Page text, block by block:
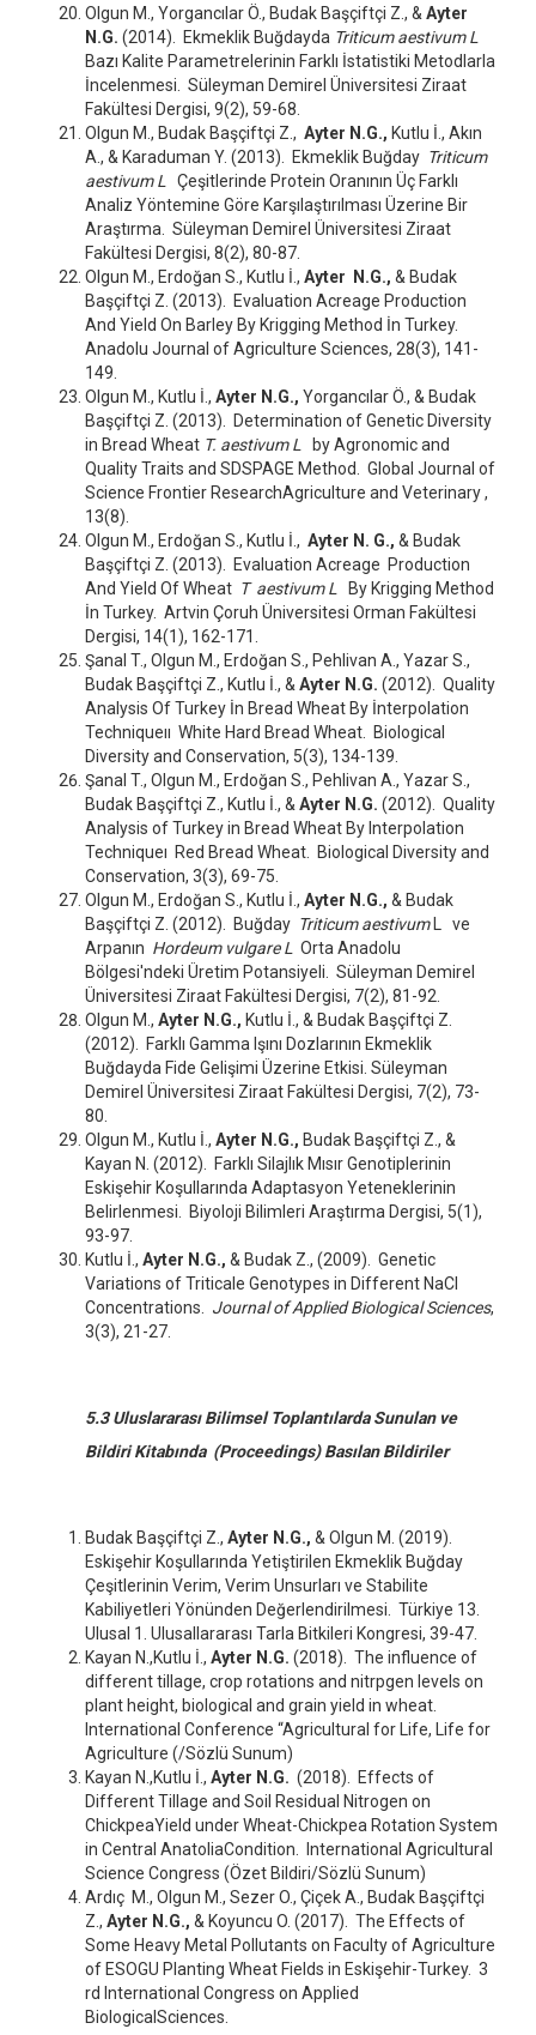
Olgun M., Yorgancılar Ö., Budak Başçiftçi Z., & Ayter
N.G. (2014). Ekmeklik Buğdayda Triticum aestivum L
Bazı Kalite Parametrelerinin Farklı İstatistiki Metodlarla
İncelenmesi. Süleyman Demirel Üniversitesi Ziraat
Fakültesi Dergisi, 9(2), 59-68.
Olgun M., Budak Başçiftçi Z., Ayter N.G., Kutlu İ., Akın
A., & Karaduman Y. (2013). Ekmeklik Buğday Triticum
aestivum L
Çeşitlerinde Protein Oranının Üç Farklı
Analiz Yöntemine Göre Karşılaştırılması Üzerine Bir
Araştırma. Süleyman Demirel Üniversitesi Ziraat
Fakültesi Dergisi, 8(2), 80-87.
Olgun M., Erdoğan S., Kutlu İ., Ayter N.G., & Budak
Başçiftçi Z. (2013). Evaluation Acreage Production
And Yield On Barley By Krigging Method İn Turkey.
Anadolu Journal of Agriculture Sciences, 28(3), 141-
149.
Olgun M., Kutlu İ., Ayter N.G., Yorgancılar Ö., & Budak
Başçiftçi Z. (2013). Determination of Genetic Diversity
in Bread Wheat T. aestivum L
by Agronomic and
Quality Traits and SDSPAGE Method. Global Journal of
Science Frontier ResearchAgriculture and Veterinary ,
13(8).
Olgun M., Erdoğan S., Kutlu İ., Ayter N. G., & Budak
Başçiftçi Z. (2013). Evaluation Acreage Production
And Yield Of Wheat T aestivum L
By Krigging Method
İn Turkey. Artvin Çoruh Üniversitesi Orman Fakültesi
Dergisi, 14(1), 162-171.
Şanal T., Olgun M., Erdoğan S., Pehlivan A., Yazar S.,
Budak Başçiftçi Z., Kutlu İ., & Ayter N.G. (2012). Quality
Analysis Of Turkey İn Bread Wheat By İnterpolation
Techniqueıı White Hard Bread Wheat. Biological
Diversity and Conservation, 5(3), 134-139.
Şanal T., Olgun M., Erdoğan S., Pehlivan A., Yazar S.,
Budak Başçiftçi Z., Kutlu İ., & Ayter N.G. (2012). Quality
Analysis of Turkey in Bread Wheat By Interpolation
Techniqueı Red Bread Wheat. Biological Diversity and
Conservation, 3(3), 69-75.
Olgun M., Erdoğan S., Kutlu İ., Ayter N.G., & Budak
Başçiftçi Z. (2012). Buğday Triticum aestivumL ve
Arpanın Hordeum vulgare L Orta Anadolu
Bölgesi'ndeki Üretim Potansiyeli. Süleyman Demirel
Üniversitesi Ziraat Fakültesi Dergisi, 7(2), 81-92.
Olgun M., Ayter N.G., Kutlu İ., & Budak Başçiftçi Z.
(2012). Farklı Gamma Işını Dozlarının Ekmeklik
Buğdayda Fide Gelişimi Üzerine Etkisi. Süleyman
Demirel Üniversitesi Ziraat Fakültesi Dergisi, 7(2), 73-
80.
Olgun M., Kutlu İ., Ayter N.G., Budak Başçiftçi Z., &
Kayan N. (2012). Farklı Silajlık Mısır Genotiplerinin
Eskişehir Koşullarında Adaptasyon Yeteneklerinin
Belirlenmesi. Biyoloji Bilimleri Araştırma Dergisi, 5(1),
93-97.
Kutlu İ., Ayter N.G., & Budak Z., (2009). Genetic
Variations of Triticale Genotypes in Different NaCl
Concentrations. Journal of Applied Biological Sciences,
3(3), 21-27.
5.3 Uluslararası Bilimsel Toplantılarda Sunulan ve
Bildiri Kitabında (Proceedings) Basılan Bildiriler
Budak Başçiftçi Z., Ayter N.G., & Olgun M. (2019).
Eskişehir Koşullarında Yetiştirilen Ekmeklik Buğday
Çeşitlerinin Verim, Verim Unsurları ve Stabilite
Kabiliyetleri Yönünden Değerlendirilmesi. Türkiye 13.
Ulusal 1. Ulusallararası Tarla Bitkileri Kongresi, 39-47.
Kayan N.,Kutlu İ., Ayter N.G. (2018). The influence of
different tillage, crop rotations and nitrpgen levels on
plant height, biological and grain yield in wheat.
International Conference “Agricultural for Life, Life for
Agriculture (/Sözlü Sunum)
Kayan N.,Kutlu İ., Ayter N.G. (2018). Effects of
Different Tillage and Soil Residual Nitrogen on
ChickpeaYield under Wheat-Chickpea Rotation System
in Central AnatoliaCondition. International Agricultural
Science Congress (Özet Bildiri/Sözlü Sunum)
Ardıç M., Olgun M., Sezer O., Çiçek A., Budak Başçiftçi
Z., Ayter N.G., & Koyuncu O. (2017). The Effects of
Some Heavy Metal Pollutants on Faculty of Agriculture
of ESOGU Planting Wheat Fields in Eskişehir-Turkey. 3
rd International Congress on Applied
BiologicalSciences.